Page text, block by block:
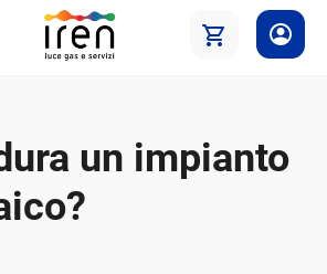
un impianto